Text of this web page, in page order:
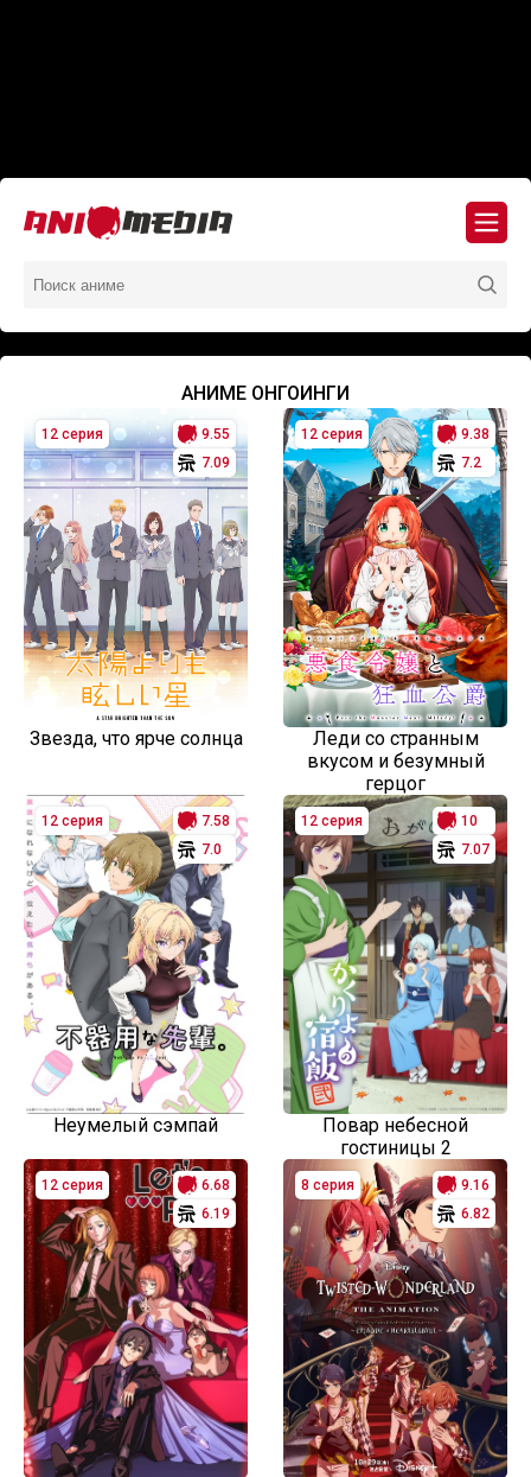
АНИМЕ ОНГОИНГИ
12 серия
9.55
7.09
Звезда, что ярче солнца
12 серия
9.38
7.2
Леди со странным
вкусом и безумный
герцог
12 серия
7.58
7.0
Неумелый сэмпай
12 серия
10
7.07
Повар небесной
гостиницы 2
12 серия
6.68
6.19
8 серия
9.16
6.82